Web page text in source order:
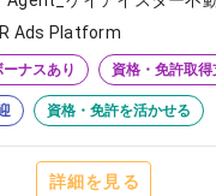
Ads Platform
ーナスあり 資格・免許取得
資格・免許を活かせる
詳細を見る